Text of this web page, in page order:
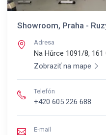
Showroom, Praha -
Adresa
Na Hůrce 1091/8, 161
Zobraziť na mape
Telefón
+420 605 226 688
E-mail